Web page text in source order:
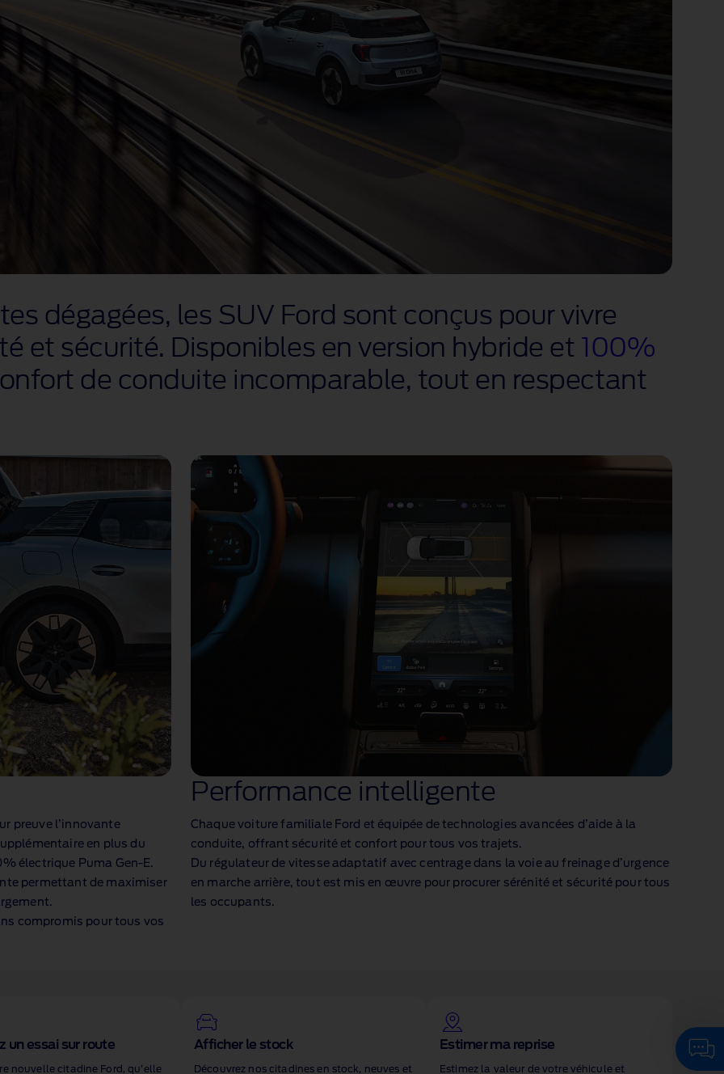
dégagées, les SUV Ford sont conçus pour vivre
et sécurité. Disponibles en version hybride et
100%
de conduite incomparable, tout en respectant
preuve l’innovante
en plus du
électrique Puma Gen‑E.
permettant de maximiser
compromis pour tous vos
Performance intelligente
Chaque voiture familiale Ford et équipée de technologies avancées d’aide à la
conduite, offrant sécurité et confort pour tous vos trajets.
Du régulateur de vitesse adaptatif avec centrage dans la voie au freinage d’urgence
en marche arrière, tout est mis en œuvre pour procurer sérénité et sécurité pour tous
les occupants.
un essai sur route
nouvelle citadine Ford, qu’elle
Afficher le stock
Découvrez nos citadines en stock, neuves et
Estimer ma reprise
Estimez la valeur de votre véhicule et
Cliquez ici pour discuter avec notre